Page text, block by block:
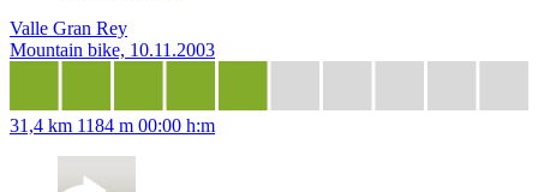
Valle Gran Rey
Mountain bike, 10.11.2003
31,4 km 1184 m 00:00 h:m